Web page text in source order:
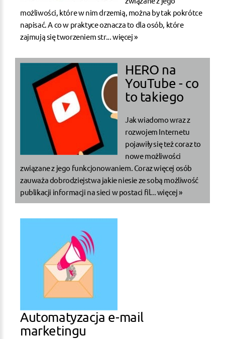
możliwości, które w nim drzemią, można by tak pokrótce
napisać. A co w praktyce oznacza to dla osób, które
zajmują się tworzeniem str... więcej »
HERO na
YouTube - co
to takiego
Jak wiadomo wraz z
rozwojem Internetu
pojawiły się też coraz to
nowe możliwości
związane z jego funkcjonowaniem. Coraz więcej osób
zauważa dobrodziejstwa jakie niesie ze sobą możliwość
publikacji informacji na sieci w postaci fil... więcej »
Automatyzacja e-mail
marketingu